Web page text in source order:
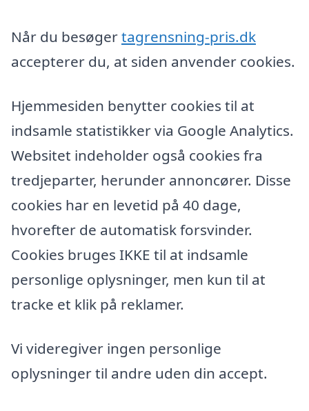
Når du besøgertagrensning-pris.dk
accepterer du, at siden anvender cookies.
Hjemmesiden benytter cookies til at
indsamle statistikker via Google Analytics.
Websitet indeholder også cookies fra
tredjeparter, herunder annoncører. Disse
cookies har en levetid på 40 dage,
hvorefter de automatisk forsvinder.
Cookies bruges IKKE til at indsamle
personlige oplysninger, men kun til at
tracke et klik på reklamer.
Vi videregiver ingen personlige
oplysninger til andre uden din accept.